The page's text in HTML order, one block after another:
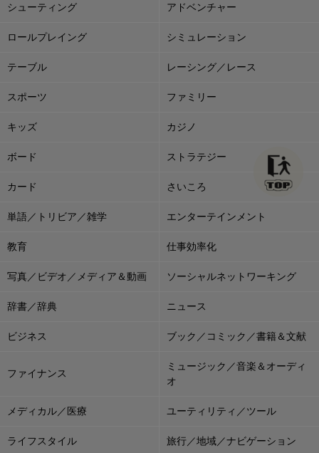
シューティング アドベンチャー
ロールプレイング シミュレーション
テーブル レーシング／レース
スポーツ ファミリー
キッズ カジノ
ボード ストラテジー
カード さいころ
単語／トリビア／雑学 エンターテインメント
教育 仕事効率化
写真／ビデオ／メディア＆動画 ソーシャルネットワーキング
辞書／辞典 ニュース
ビジネス ブック／コミック／書籍＆文献
ファイナンス
ミュージック／音楽＆オーディ
オ
メディカル／医療 ユーティリティ／ツール
ライフスタイル 旅行／地域／ナビゲーション